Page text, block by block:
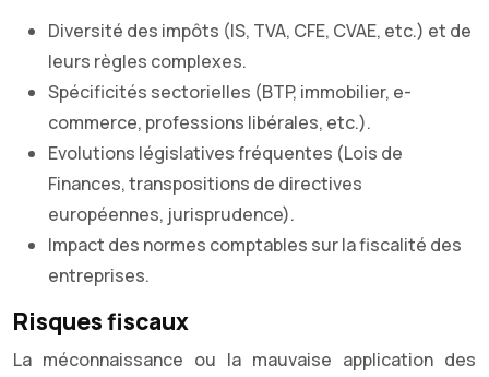
Diversité des impôts (IS, TVA, CFE, CVAE, etc.) et de
leurs règles complexes.
Spécificités sectorielles (BTP, immobilier, e-
commerce, professions libérales, etc.).
Evolutions législatives fréquentes (Lois de
Finances, transpositions de directives
européennes, jurisprudence).
Impact des normes comptables sur la fiscalité des
entreprises.
Risques fiscaux
La méconnaissance ou la mauvaise application des